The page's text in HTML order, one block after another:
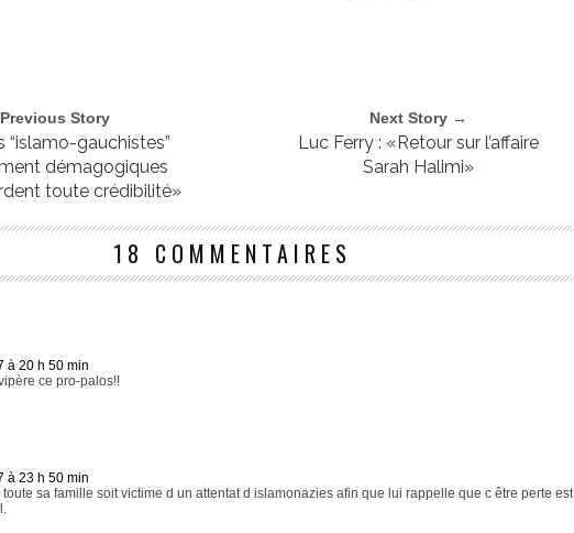
Story
“islamo-gauchistes”
démagogiques
toute crédibilité»
Next Story →
Luc Ferry : «Retour sur l’affaire
Sarah Halimi»
18 COMMENTAIRES
à 20 h 50 min
ce pro-palos!!
à 23 h 50 min
toute sa famille soit victime d un attentat d islamonazies afin que lui rappelle que c être perte est